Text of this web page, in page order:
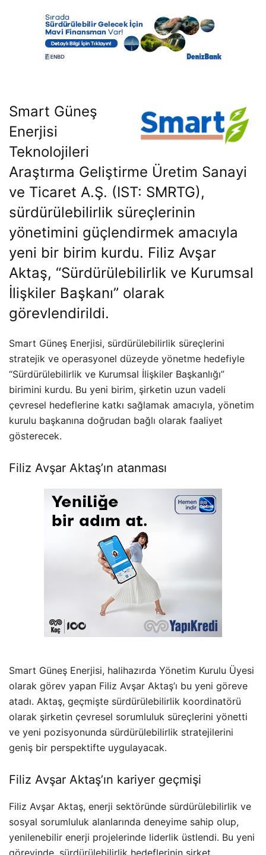
Smart Güneş
Enerjisi
Teknolojileri
Araştırma Geliştirme Üretim Sanayi
ve Ticaret A.Ş. (IST: SMRTG),
sürdürülebilirlik süreçlerinin
yönetimini güçlendirmek amacıyla
yeni bir birim kurdu. Filiz Avşar
Aktaş, “Sürdürülebilirlik ve Kurumsal
İlişkiler Başkanı” olarak
görevlendirildi.
Smart Güneş Enerjisi, sürdürülebilirlik süreçlerini
stratejik ve operasyonel düzeyde yönetme hedefiyle
“Sürdürülebilirlik ve Kurumsal İlişkiler Başkanlığı”
birimini kurdu. Bu yeni birim, şirketin uzun vadeli
çevresel hedeflerine katkı sağlamak amacıyla, yönetim
kurulu başkanına doğrudan bağlı olarak faaliyet
gösterecek.
Filiz Avşar Aktaş’ın atanması
Smart Güneş Enerjisi, halihazırda Yönetim Kurulu Üyesi
olarak görev yapan Filiz Avşar Aktaş’ı bu yeni göreve
atadı. Aktaş, geçmişte sürdürülebilirlik koordinatörü
olarak şirketin çevresel sorumluluk süreçlerini yönetti
ve yeni pozisyonunda sürdürülebilirlik stratejilerini
geniş bir perspektifte uygulayacak.
Filiz Avşar Aktaş’ın kariyer geçmişi
Filiz Avşar Aktaş, enerji sektöründe sürdürülebilirlik ve
sosyal sorumluluk alanlarında deneyime sahip olup,
yenilenebilir enerji projelerinde liderlik üstlendi. Bu yeni